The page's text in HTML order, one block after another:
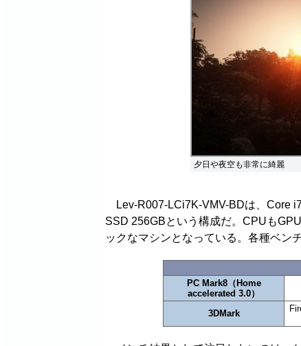
夕日や夜空も非常に綺麗
Lev-R007-LCi7K-VMV-BDは、Core
SSD 256GBという構成だ。CPUも
ックなマシンとなっている。各種ベン
PC Mark8（Home
accelerated 3.0）
3DMark